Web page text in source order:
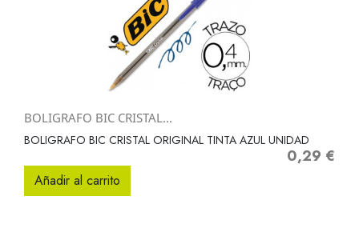
BOLIGRAFO BIC CRISTAL...
BOLIGRAFO BIC CRISTAL ORIGINAL TINTA AZUL UNIDAD
Precio
0,29 €
Añadir al carrito